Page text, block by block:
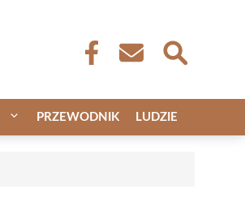
PRZEWODNIK LUDZIE